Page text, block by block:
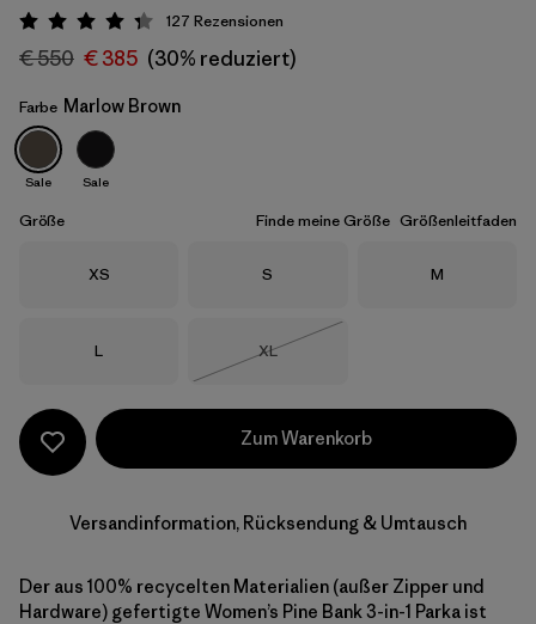
Marlow Brown
Bewertung: 4.3 / 5
127 Rezensionen
€ 550 € 385 (30% reduziert)
Farbe Marlow Brown
Sale Sale
Größe Finde meine Größe Größenleitfaden
Größe
XS Größe
S Größe
M
Größe
L Größe
XL
Zum Warenkorb
Versandinformation, Rücksendung & Umtausch
Der aus 100% recycelten Materialien (außer Zipper und
Hardware) gefertigte Women’s Pine Bank 3-in-1 Parka ist